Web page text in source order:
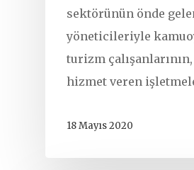
sektörünün önde
yöneticileriyle
turizm
hizmet veren
18 Mayıs 2020